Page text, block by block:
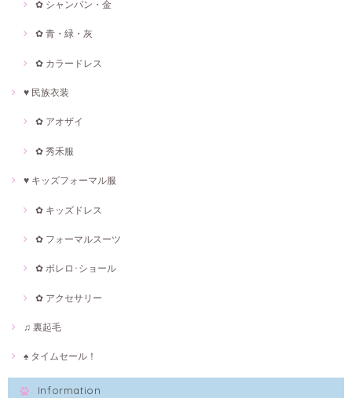
✿ シャンパン・金
✿ 青・緑・灰
✿ カラードレス
♥ 民族衣装
✿ アオザイ
✿ 秀禾服
♥ キッズフォーマル服
✿ キッズドレス
✿ フォーマルスーツ
✿ ボレロ･ショール
✿ アクセサリー
♫ 裏起毛
♠ タイムセール！
Information